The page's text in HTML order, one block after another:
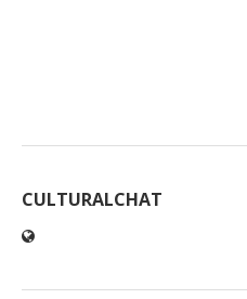
CULTURALCHAT